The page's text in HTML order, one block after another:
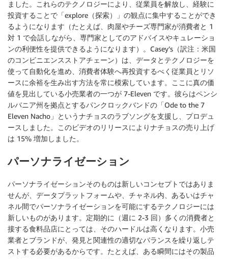
ました。これらのテクノロジーにより、従業員を解放し、経験に
投資することで「explore（探索）」の観点に集中することができ
るようになります（たとえば、肉屋やチーズ専門家が消費者と 1
対 1 で会話しながら、専門家としてのアドバイスやキュレーショ
ンの利便性を提供できるようになります）。Casey’s（訳注：米国
のコンビニエンスストアチェーン）は、データとテクノロジーを
使って自動化を進め、消費者体験へ再投資するべく従業員とリソ
ースに余裕を生み出す方法を常に模索しています。ここに真の価
値を見出している小売業者の一つが 7-Eleven です。彼らはペンシ
ルバニア州を拠点とするパンクロックバンドの「Ode to the 7
Eleven Nacho」というナチョスのラブソングを支援し、プロデュ
ースしました。このビデオのリリースによりナチョスの売り上げ
は 15% 増加しました。
パーソナライゼーション
パーソナライゼーションそのものは新しいコンセプトではありま
せんが、データプラットフォームや、チャネル内、あるいはチャ
ネル間でパーソナライゼーションを可能にするテクノロジーには
新しいものがあります。定期的に（週に 2-3 回）多くの消費者と
接する食料品店にとっては、そのハードルは高くなります。小売
業者とブランドが、発見と関連性の適切なバランスを繰り返しテ
ストする必要があるからです。たとえば、ある瞬間にはその製品